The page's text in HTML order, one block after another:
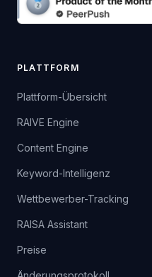
PLATTFORM
Plattform-Übersicht
RAIVE Engine
Content Engine
Keyword-Intelligenz
Wettbewerber-Tracking
RAISA Assistant
Preise